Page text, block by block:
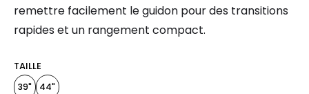
remettre facilement le guidon pour des transitions
rapides et un rangement compact.
TAILLE
39" 44"